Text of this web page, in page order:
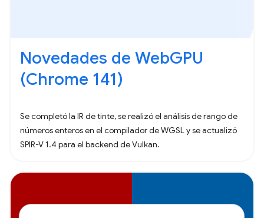
Novedades de WebGPU
(Chrome 141)
Se completó la IR de tinte, se realizó el análisis de rango de
números enteros en el compilador de WGSL y se actualizó
SPIR-V 1.4 para el backend de Vulkan.